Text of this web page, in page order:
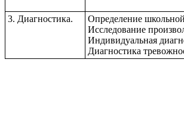
3. Диагностика.
Определение
Исследование
Индивидуальная
Диагностика